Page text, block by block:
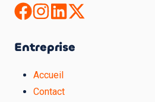
Entreprise
Accueil
Contact